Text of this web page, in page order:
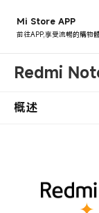
Mi Store APP
前往APP,享受流暢的購物體
Redmi
概述